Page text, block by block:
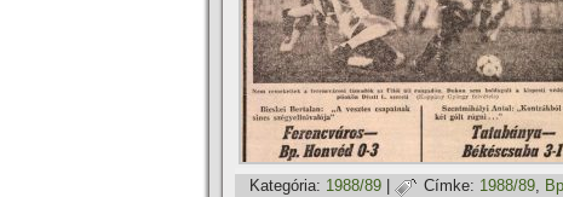
Kategória: 1988/89 Címke: 1988/89,